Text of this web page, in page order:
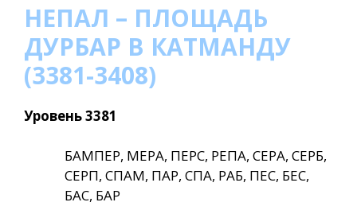
НЕПАЛ – ПЛОЩАДЬ
ДУРБАР В КАТМАНДУ
(3381-3408)
Уровень 3381
БАМПЕР, МЕРА, ПЕРС, РЕПА, СЕРА, СЕРБ,
СЕРП, СПАМ, ПАР, СПА, РАБ, ПЕС, БЕС,
БАС, БАР